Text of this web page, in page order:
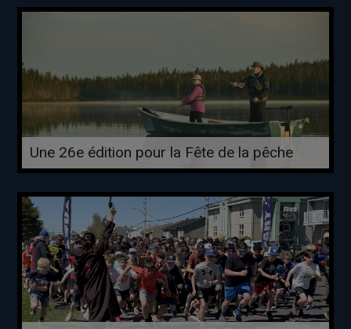
Une 26e édition pour la Fête de la pêche